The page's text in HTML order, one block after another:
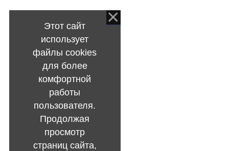
Этот сайт
использует
файлы cookies
для более
комфортной
работы
пользователя.
Продолжая
просмотр
страниц сайта,